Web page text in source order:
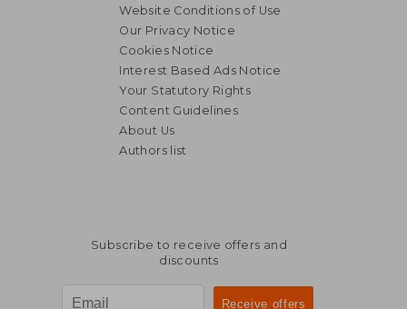
Website Conditions of Use
Our Privacy Notice
Cookies Notice
Interest Based Ads Notice
Your Statutory Rights
Content Guidelines
About Us
Authors list
Subscribe to receive offers and
discounts